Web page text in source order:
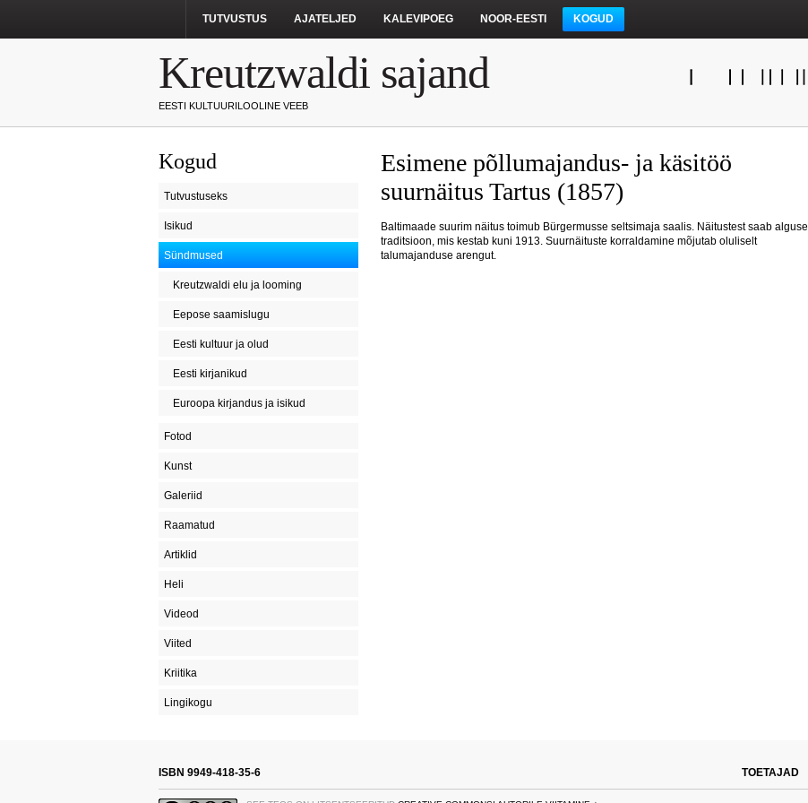
TUTVUSTUS AJATELJED KALEVIPOEG NOOR-EESTI KOGUD
Kreutzwaldi sajand
EESTI KULTUURILOOLINE VEEB
Kogud
Tutvustuseks
Isikud
Sündmused
Kreutzwaldi elu ja looming
Eepose saamislugu
Eesti kultuur ja olud
Eesti kirjanikud
Euroopa kirjandus ja isikud
Fotod
Kunst
Galeriid
Raamatud
Artiklid
Heli
Videod
Viited
Kriitika
Lingikogu
Esimene põllumajandus- ja käsitöö
suurnäitus Tartus (1857)
Baltimaade suurim näitus toimub Bürgermusse seltsimaja saalis. Näitustest saab alguse
traditsioon, mis kestab kuni 1913. Suurnäituste korraldamine mõjutab oluliselt
talumajanduse arengut.
TOETAJAD
ISBN 9949-418-35-6